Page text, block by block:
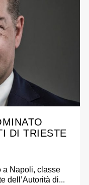
DI TRIESTE
a Napoli, classe
dell’Autorità di...